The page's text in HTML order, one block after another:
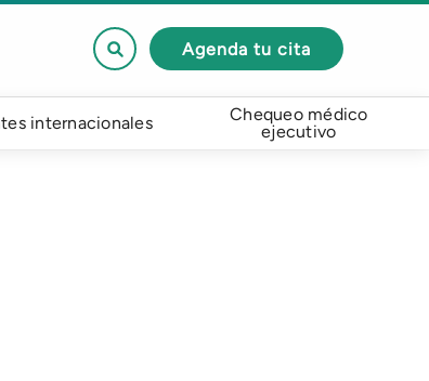
Agenda tu cita
internacionales
Chequeo médico
ejecutivo